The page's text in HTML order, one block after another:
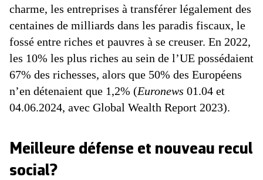
charme, les entreprises à transférer légalement des
centaines de milliards dans les paradis fiscaux, le
fossé entre riches et pauvres à se creuser. En 2022,
les 10% les plus riches au sein de l’UE possédaient
67% des richesses, alors que 50% des Européens
n’en détenaient que 1,2% (Euronews 01.04 et
04.06.2024, avec Global Wealth Report 2023).
Meilleure défense et nouveau recul
social?